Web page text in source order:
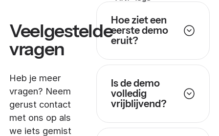
Veelgestelde
vragen
Heb je meer
vragen? Neem
gerust contact
met ons op als
we iets gemist
Hoe ziet een
eerste demo
eruit?
Is de demo
volledig
vrijblijvend?